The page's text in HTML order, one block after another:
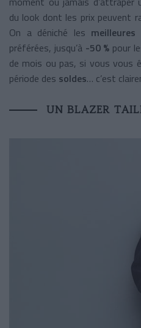
du look dont les prix peuvent
On a déniché les
préférées, jusqu’à-50 % pour
de mois ou pas, si vous vous
période des soldes… c’est
UN BLAZER